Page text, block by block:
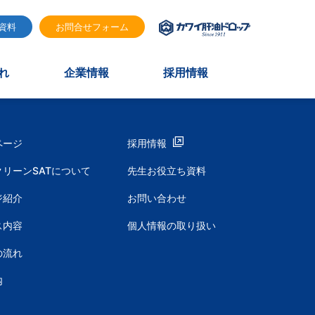
料 お問合せフォーム
企業情報 採用情報
ージ
リーンSATについて
紹介
内容
流れ
採用情報
先生お役立ち資料
お問い合わせ
個人情報の取り扱い